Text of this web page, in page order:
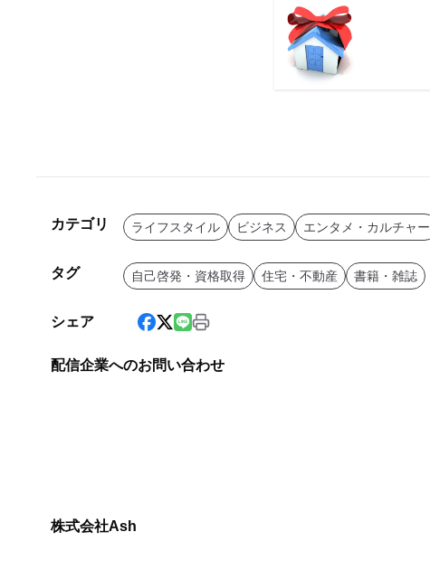
カテゴリ ライフスタイル ビジネス エンタメ・カルチャー
タグ 自己啓発・資格取得 住宅・不動産 書籍・雑誌
シェア
配信企業へのお問い合わせ
株式会社Ash